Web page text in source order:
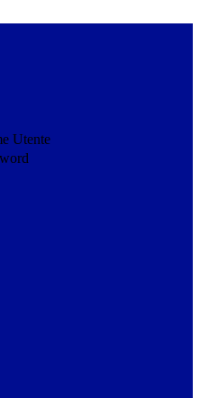
Utente